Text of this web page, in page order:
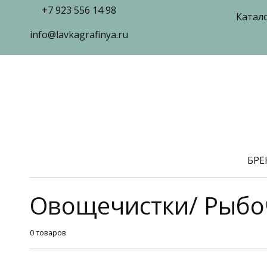
+7 923 556 14 98
info@lavkagrafinya.ru
Овощечистки/
0 товаров